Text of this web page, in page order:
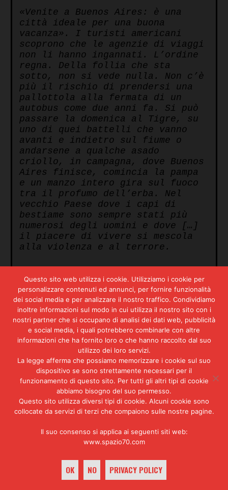
«Venite a Buenos Aires: è una
città ideale per una buona
vacanza». I turisti americani
scoprono che le agenzie di viaggi
non li hanno ingannati. L’ordine
regna. Della follia che sta
sotto, non si vede nulla. Non c’è
più il rischio di prendersi una
pallottola alla fermata di un
autobus come due anni fa. Si può
passare la domenica al Tigre, su
uno di quei battelli che vanno
avanti e indietro sul fiume o
andarsene a qualche asado
criollo, in campagna, dove Buenos
Aires finisce, comincia la pampa
e un manzo intero gira sul fuoco
tra il profumo dell’erba. Nel
vecchio Paese dove i capi di
bestiame sono sempre stati più
numerosi degli uomini e dove […]
il piacere di vivere si mescola
alla violenza e al terrore.
«I MORTI? LI CHIAMANO EL
PEREJIL, PERCHÉ SPUNTANO DA
TUTTE LE PARTI»
La città ha una sua malinconia
dolcezza europea. A ogni passo un
italiano ritrova i segni di un
destino che avrebbe potuto essere
il suo. Nei vecchi quartieri ci
sono i portici liguri e lungo le
strade, dietro le due file di
platani, le case da capomastri
dove si sentirono ricchi – con un
figlio nell’esercito e un altro
nelle ferrovie – gli emigranti
tv la domenica risuona
interminabile il grido dei
cronisti e la sera, in un posto
Questo sito web utilizza i cookie. Utilizziamo i cookie per
personalizzare contenuti ed annunci, per fornire funzionalità
dei social media e per analizzare il nostro traffico. Condividiamo
inoltre informazioni sul modo in cui utilizza il nostro sito con i
nostri partner che si occupano di analisi dei dati web, pubblicità
e social media, i quali potrebbero combinarle con altre
informazioni che ha fornito loro o che hanno raccolto dal suo
utilizzo dei loro servizi.
La legge afferma che possiamo memorizzare i cookie sul suo
dispositivo se sono strettamente necessari per il
funzionamento di questo sito. Per tutti gli altri tipi di cookie
abbiamo bisogno del suo permesso.
Questo sito utilizza diversi tipi di cookie. Alcuni cookie sono
collocate da servizi di terzi che compaiono sulle nostre pagine.
Il suo consenso si applica ai seguenti siti web:
www.spazio70.com
OK NO PRIVACY POLICY